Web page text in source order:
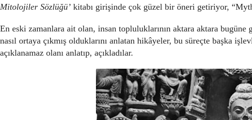
Mitolojiler Sözlüğü’ kitabı girişinde çok güzel bir öneri getiriyor,
En eski zamanlara ait olan, insan topluluklarının aktara aktara
nasıl ortaya çıkmış olduklarını anlatan hikâyeler, bu süreçte başka
açıklanamaz olanı anlatıp, açıkladılar.